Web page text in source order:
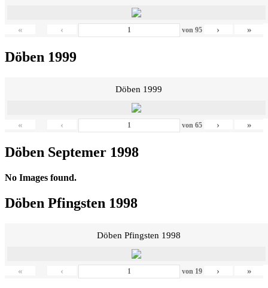
« ‹ von 95 › »
Döben 1999
Döben 1999
« ‹ von 65 › »
Döben Septemer 1998
No Images found.
Döben Pfingsten 1998
Döben Pfingsten 1998
« ‹ von 19 › »